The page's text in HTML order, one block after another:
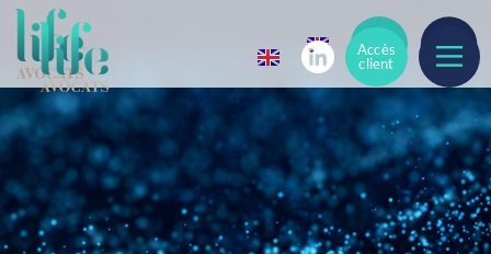
Accès
client
Accès
client